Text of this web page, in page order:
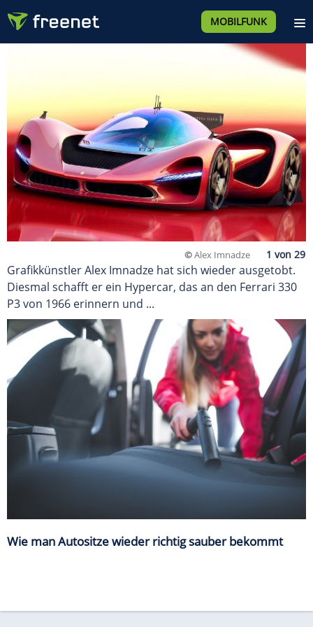
MOBILFUNK
©Alex Imnadze
Grafikkünstler Alex Imnadze hat sich wieder ausgetobt.
Diesmal schafft er ein Hypercar, das an den Ferrari 330
P3 von 1966 erinnern und ...
Wie man Autositze wieder richtig sauber bekommt